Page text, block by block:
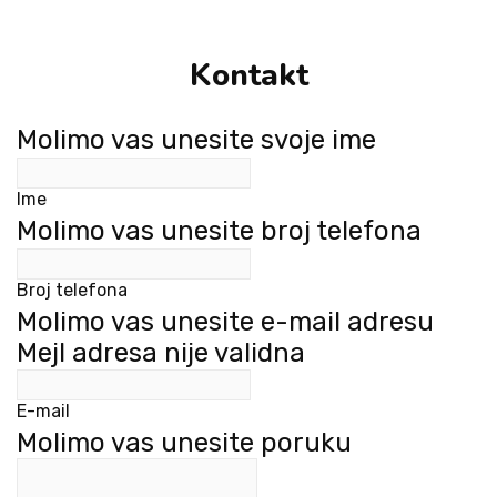
Kontakt
Molimo vas unesite svoje ime
Ime
Molimo vas unesite broj telefona
Broj telefona
Molimo vas unesite e-mail adresu
Mejl adresa nije validna
E-mail
Molimo vas unesite poruku